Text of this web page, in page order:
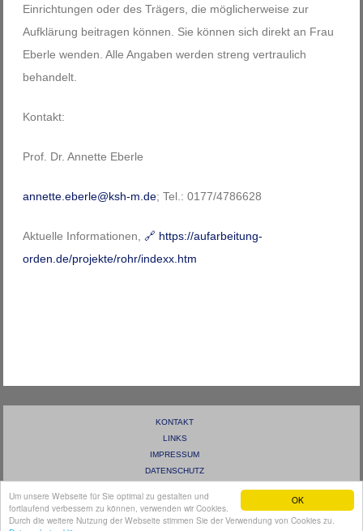
OK
Um unsere Webseite für Sie optimal zu gestalten und
fortlaufend verbessern zu können, verwenden wir Cookies.
Durch die weitere Nutzung der Webseite stimmen Sie der Verwendung von Cookies zu.
Einrichtungen oder des Trägers, die möglicherweise zur
Aufklärung beitragen können. Sie können sich direkt an Frau
Eberle wenden. Alle Angaben werden streng vertraulich
behandelt.
Kontakt:
Prof. Dr. Annette Eberle
annette.eberle@ksh-m.de; Tel.: 0177/4786628
Aktuelle Informationen, 🔗 https://aufarbeitung-
orden.de/projekte/rohr/indexx.htm
KONTAKT
LINKS
IMPRESSUM
DATENSCHUTZ
TEMPLATE DESIGN WEBPRODUCT.DE | ALLE RECHTE VORBEHALTEN.